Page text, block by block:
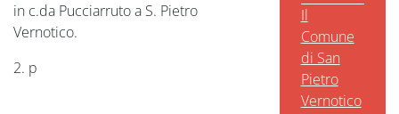
in c.da Pucciarruto a S. Pietro
Vernotico.
2. p
Il
Comune
di San
Pietro
Vernotico